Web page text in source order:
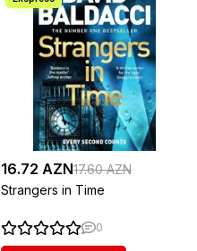
16.72 AZN17.60 AZN
Strangers in Time
0